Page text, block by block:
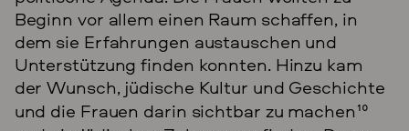
Beginn vor allem einen Raum schaffen, in
dem sie Erfahrungen austauschen und
Unterstützung finden konnten. Hinzu kam
der Wunsch, jüdische Kultur und Geschichte
und die Frauen darin sichtbar zu machen10